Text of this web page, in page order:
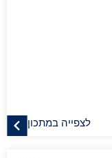
לצפייה במתכון